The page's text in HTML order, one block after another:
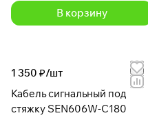
В корзину
1 350 ₽/шт
Кабель сигнальный под
стяжку SEN606W-С180